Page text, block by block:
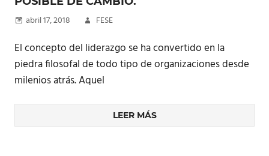
abril 17, 2018 FESE
El concepto del liderazgo se ha convertido en la
piedra filosofal de todo tipo de organizaciones desde
milenios atrás. Aquel
LEER MÁS